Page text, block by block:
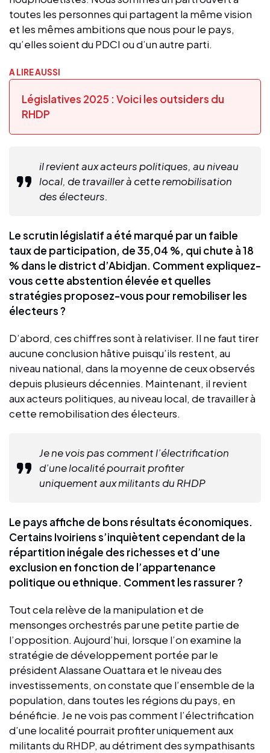
toutes les personnes qui partagent la même vision
et les mêmes ambitions que nous pour le pays,
qu’elles soient du PDCI ou d’un autre parti.
A LIRE AUSSI
Législatives 2025 : Voici les outsiders du
RHDP
il revient aux acteurs politiques, au niveau
local, de travailler à cette remobilisation
des électeurs.
Le scrutin législatif a été marqué par un faible
taux de participation, de 35,04 %, qui chute à 18
% dans le district d’Abidjan. Comment expliquez-
vous cette abstention élevée et quelles
stratégies proposez-vous pour remobiliser les
électeurs ?
D’abord, ces chiffres sont à relativiser. Il ne faut tirer
aucune conclusion hâtive puisqu’ils restent, au
niveau national, dans la moyenne de ceux observés
depuis plusieurs décennies. Maintenant, il revient
aux acteurs politiques, au niveau local, de travailler à
cette remobilisation des électeurs.
Je ne vois pas comment l’électrification
d’une localité pourrait profiter
uniquement aux militants du RHDP
Le pays affiche de bons résultats économiques.
Certains Ivoiriens s’inquiètent cependant de la
répartition inégale des richesses et d’une
exclusion en fonction de l’appartenance
politique ou ethnique. Comment les rassurer ?
Tout cela relève de la manipulation et de
mensonges orchestrés par une petite partie de
l’opposition. Aujourd’hui, lorsque l’on examine la
stratégie de développement portée par le
président Alassane Ouattara et le niveau des
investissements, on constate que l’ensemble de la
population, dans toutes les régions du pays, en
bénéficie. Je ne vois pas comment l’électrification
d’une localité pourrait profiter uniquement aux
militants du RHDP, au détriment des sympathisants